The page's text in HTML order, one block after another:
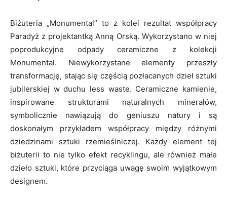
Biżuteria „Monumental” to z kolei rezultat współpracy
Paradyż z projektantką Anną Orską. Wykorzystano w niej
poprodukcyjne odpady ceramiczne z kolekcji
Monumental. Niewykorzystane elementy przeszły
transformację, stając się częścią pozłacanych dzieł sztuki
jubilerskiej w duchu less waste. Ceramiczne kamienie,
inspirowane strukturami naturalnych minerałów,
symbolicznie nawiązują do geniuszu natury i są
doskonałym przykładem współpracy między różnymi
dziedzinami sztuki rzemieślniczej. Każdy element tej
biżuterii to nie tylko efekt recyklingu, ale również małe
dzieło sztuki, które przyciąga uwagę swoim wyjątkowym
designem.